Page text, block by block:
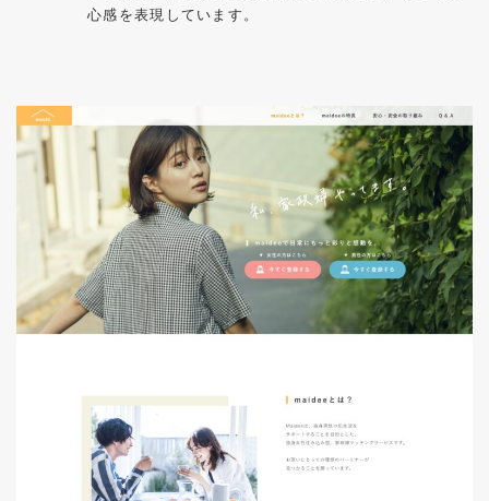
心感を表現しています。